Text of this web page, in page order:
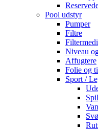
Pool udstyr
Pumper
Filtre
Niveau
Affugtere
Folie og
Sport /
Spil